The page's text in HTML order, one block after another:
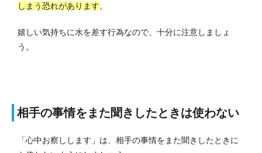
しまう恐れがあります。
嬉しい気持ちに水を差す行為なので、十分に注意しましょ
う。
相手の事情をまた聞きしたときは使わない
「心中お察しします」は、相手の事情をまた聞きしたときに